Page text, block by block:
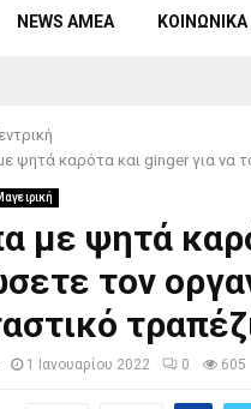
NEWS ΑΜΕΑ ΚΟΙΝΩΝΙΚΆ
ψητά καρότα και ginger για να
με ψητά
τον
1 Ιανουαρίου 2022 0 605